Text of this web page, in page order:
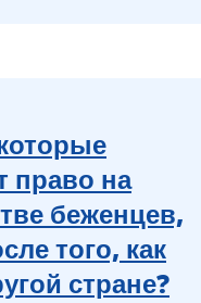
право на
беженцев,
того, как
стране?